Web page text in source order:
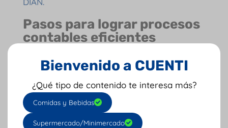
Pasos para lograr procesos
contables eficientes
CUFE y CUFEutilizando un software de
facturación electrónica que automatice la
generación de estos códigos.
2. Integra CUFE y CUFE con tu sistema de
Bienvenido a CUENTI
¿Qué tipo de contenido te interesa más?
Comidas y Bebidas
Supermercado/Minimercado